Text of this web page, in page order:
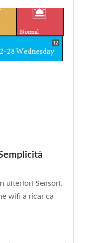
ulteriori Sensori,
wifi a ricarica